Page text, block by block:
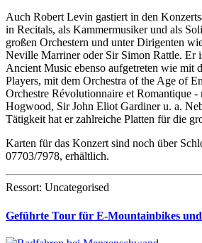
Auch Robert Levin gastiert in den
in Recitals, als Kammermusiker und als
großen Orchestern und unter Dirigenten
Neville Marriner oder Sir Simon Rattle. Er
Ancient Music ebenso aufgetreten wie mit
Players, mit dem Orchestra of the Age of
Orchestre Révolutionnaire et Romantique -
Hogwood, Sir John Eliot Gardiner u. a.
Tätigkeit hat er zahlreiche Platten für die
Karten für das Konzert sind noch über
07703/7978, erhältlich.
Ressort: Uncategorised
Geführte Tour für E-Mountainbikes